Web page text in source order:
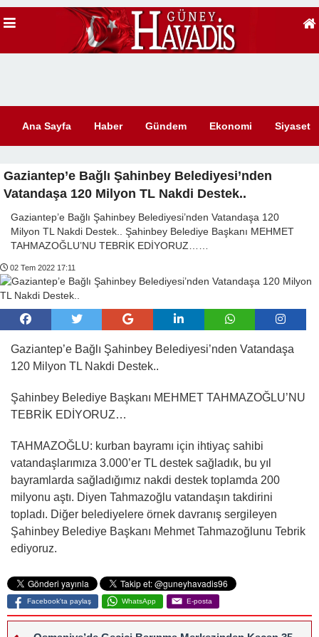
Ana Sayfa Haber Gündem Ekonomi Siyaset
Gaziantep’e Bağlı Şahinbey Belediyesi’nden
Vatandaşa 120 Milyon TL Nakdi Destek..
Gaziantep’e Bağlı Şahinbey Belediyesi’nden Vatandaşa 120
Milyon TL Nakdi Destek.. Şahinbey Belediye Başkanı MEHMET
TAHMAZOĞLU’NU TEBRİK EDİYORUZ……
02 Tem 2022 17:11
Gaziantep’e Bağlı Şahinbey Belediyesi’nden Vatandaşa
120 Milyon TL Nakdi Destek..
Şahinbey Belediye Başkanı MEHMET TAHMAZOĞLU’NU
TEBRİK EDİYORUZ…
TAHMAZOĞLU: kurban bayramı için ihtiyaç sahibi
vatandaşlarımıza 3.000’er TL destek sağladık, bu yıl
bayramlarda sağladığımız nakdi destek toplamda 200
milyonu aştı. Diyen Tahmazoğlu vatandaşın takdirini
topladı. Diğer belediyelere örnek davranış sergileyen
Şahinbey Belediye Başkanı Mehmet Tahmazoğlunu Tebrik
ediyoruz.
Facebook'ta paylaş WhatsApp E-posta